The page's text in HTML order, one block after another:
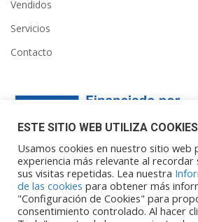
Vendidos
Servicios
Contacto
Financiado por la Unión Europea –
embargo, los puntos de vista y las
opiniones expresadas son únicamente
ESTE SITIO WEB UTILIZA COOKIES
Usamos cookies en nuestro sitio web
experiencia más relevante al recordar
sus visitas repetidas. Lea nuestra
de las cookies para obtener más
"Configuración de Cookies" para
consentimiento controlado. Al hacer